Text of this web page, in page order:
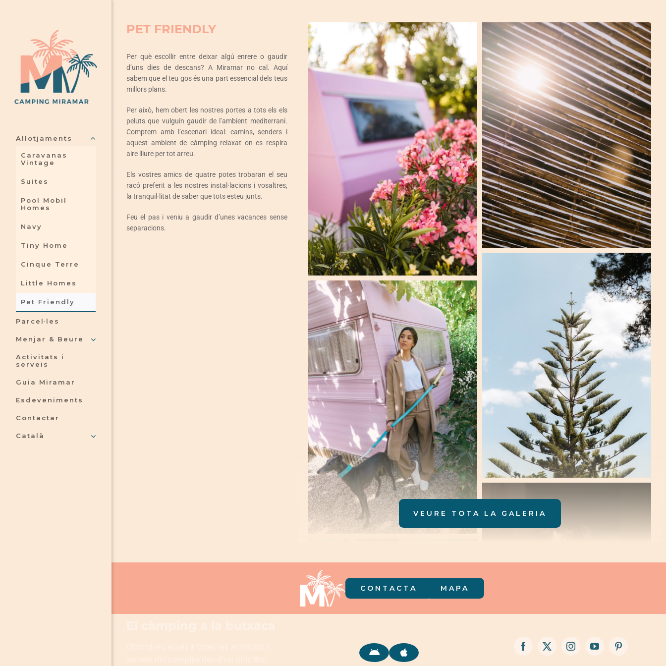
Allotjaments
Caravanas
Vintage
Suites
Pool Mobil
Homes
Navy
Tiny Home
Cinque Terre
Little Homes
Pet Friendly
Parcel·les
Menjar & Beure
Activitats i
serveis
Guia Miramar
Esdeveniments
Contactar
Català
PET FRIENDLY
Per què escollir entre deixar algú enrere o gaudir
d’uns dies de descans? A Miramar no cal. Aquí
sabem que el teu gos és una part essencial dels teus
millors plans.
Per això, hem obert les nostres portes a tots els els
peluts que vulguin gaudir de l’ambient mediterrani.
Comptem amb l’escenari ideal: camins, senders i
aquest ambient de càmping relaxat on es respira
aire lliure per tot arreu.
Els vostres amics de quatre potes trobaran el seu
racó preferit a les nostres instal·lacions i vosaltres,
la tranquil·litat de saber que tots esteu junts.
Feu el pas i veniu a gaudir d’unes vacances sense
separacions.
VEURE TOTA LA GALERIA
CONTACTA MAPA